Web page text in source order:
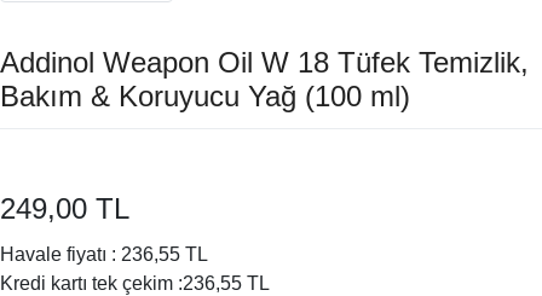
Addinol Weapon Oil W 18 Tüfek Temizlik,
Bakım & Koruyucu Yağ (100 ml)
249,00 TL
Havale fiyatı : 236,55 TL
Kredi kartı tek çekim :236,55 TL